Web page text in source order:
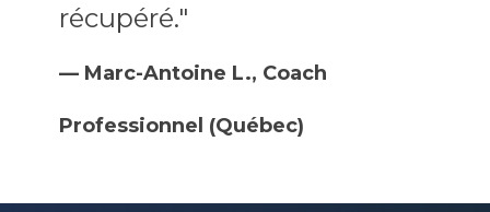
récupéré."
— Marc-Antoine L., Coach
Professionnel (Québec)